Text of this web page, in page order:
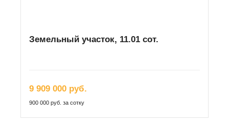
Земельный участок, 11.01 сот.
9 909 000 руб.
900 000 руб. за сотку